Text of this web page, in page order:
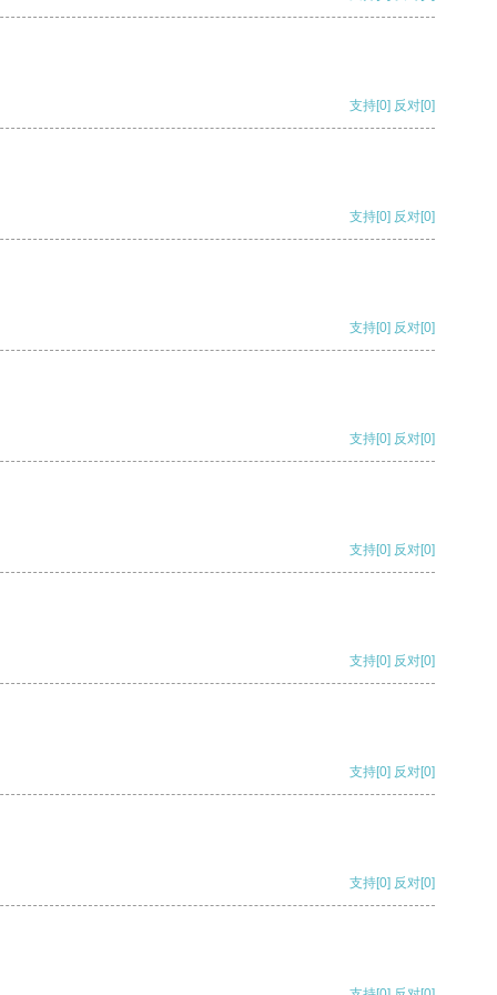
支持[0] 反对[0]
支持[0] 反对[0]
支持[0] 反对[0]
支持[0] 反对[0]
支持[0] 反对[0]
支持[0] 反对[0]
支持[0] 反对[0]
支持[0] 反对[0]